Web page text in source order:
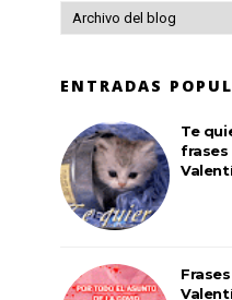
ENTRADAS
Te
frases